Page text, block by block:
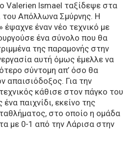
Valerien Ismael ταξίδεψε στα
του Απόλλωνα Σμύρνης. Η
έψαχνε έναν νέο τεχνικό με
ένα σύνολο που θα
της παραμονής στην
αυτή όμως έμελλε να
σύντομη απ’ όσο θα
απαισιόδοξος. Για την
κάθισε στον πάγκο του
παιχνίδι, εκείνο της
στο οποίο η ομάδα
με 0-1 από την Λάρισα στην